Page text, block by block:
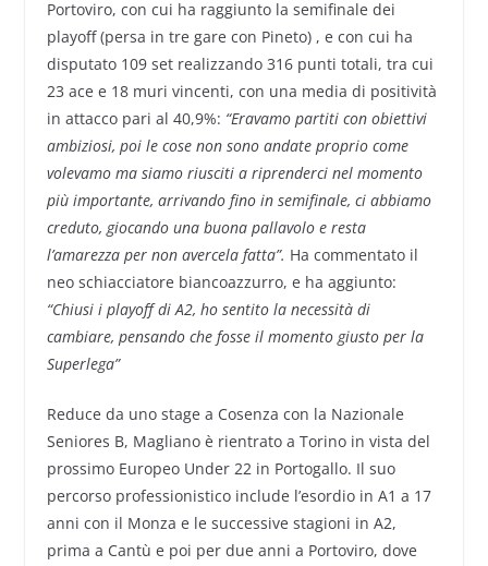
Portoviro, con cui ha raggiunto la semifinale dei
playoff (persa in tre gare con Pineto) , e con cui ha
disputato 109 set realizzando 316 punti totali, tra cui
23 ace e 18 muri vincenti, con una media di positività
in attacco pari al 40,9%: “Eravamo partiti con obiettivi
ambiziosi, poi le cose non sono andate proprio come
volevamo ma siamo riusciti a riprenderci nel momento
più importante, arrivando fino in semifinale, ci abbiamo
creduto, giocando una buona pallavolo e resta
l’amarezza per non avercela fatta”. Ha commentato il
neo schiacciatore biancoazzurro, e ha aggiunto:
“Chiusi i playoff di A2, ho sentito la necessità di
cambiare, pensando che fosse il momento giusto per la
Superlega”
Reduce da uno stage a Cosenza con la Nazionale
Seniores B, Magliano è rientrato a Torino in vista del
prossimo Europeo Under 22 in Portogallo. Il suo
percorso professionistico include l’esordio in A1 a 17
anni con il Monza e le successive stagioni in A2,
prima a Cantù e poi per due anni a Portoviro, dove